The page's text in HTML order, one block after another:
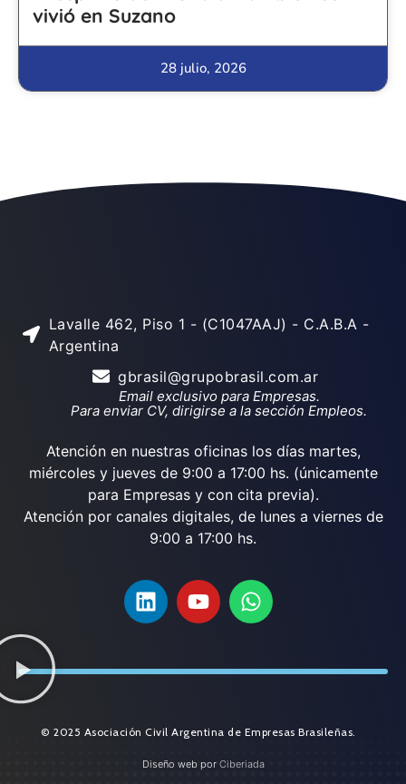
vivió en Suzano
28 julio, 2026
Lavalle 462, Piso 1 - (C1047AAJ) - C.A.B.A -
Argentina
gbrasil@grupobrasil.com.ar
Email exclusivo para Empresas.
Para enviar CV, dirigirse a la sección Empleos.
Atención en nuestras oficinas los días martes,
miércoles y jueves de 9:00 a 17:00 hs. (únicamente
para Empresas y con cita previa).
Atención por canales digitales, de lunes a viernes de
9:00 a 17:00 hs.
© 2025 Asociación Civil Argentina de Empresas Brasileñas.
Diseño web por Ciberiada